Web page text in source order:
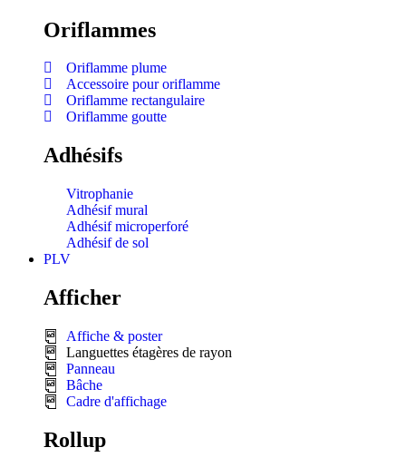
Oriflammes
Oriflamme plume
Accessoire pour oriflamme
Oriflamme rectangulaire
Oriflamme goutte
Adhésifs
Vitrophanie
Adhésif mural
Adhésif microperforé
Adhésif de sol
PLV
Afficher
Affiche & poster
Languettes étagères de rayon
Panneau
Bâche
Cadre d'affichage
Rollup